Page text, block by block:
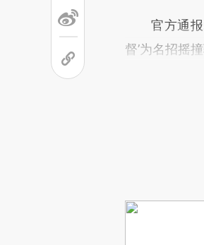
官方通报称
督’为名招摇